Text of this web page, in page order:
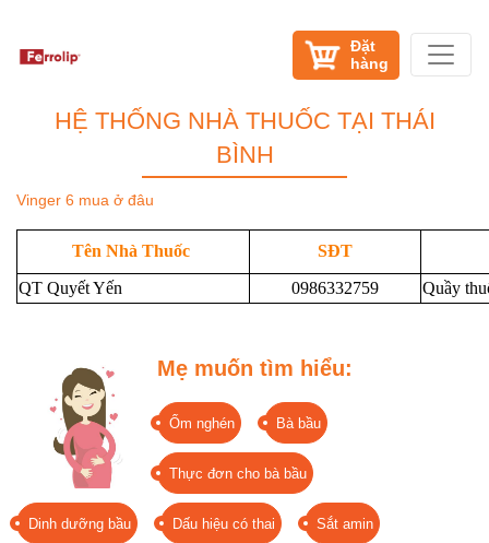
Đặt
hàng
HỆ THỐNG NHÀ THUỐC TẠI THÁI
BÌNH
Vinger 6 mua ở đâu
Tên Nhà Thuốc
SĐT
QT Quyết Yến
0986332759 Quầy
Mẹ muốn tìm hiểu:
Ốm nghén Bà bầu
Thực đơn cho bà bầu
Dinh dưỡng bầu Dấu hiệu có thai Sắt amin